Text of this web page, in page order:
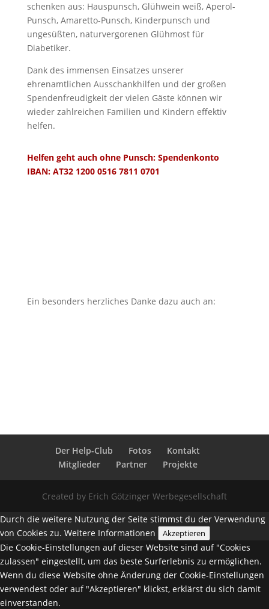
schenken aus: Hauspunsch, Glühwein weiß, Aperol-
Punsch, Amaretto-Punsch, Kinderpunsch und
ungesüßten, naturvergorenen Glühmost für
Diabetiker.
Dank des immensen Einsatzes unserer
ehrenamtlichen Ausschankhilfen und der großen
Spendenfreudigkeit der vielen Gäste können wir
wieder zahlreichen Familien und Kindern effektiv
helfen.
Helfen geht auch ohne Punsch: Spendenkonto
IBAN: AT32 1200 0516 7811 0701
Ein besonders herzliches Danke dazu auch an:
Der Help-Club Fotos
Kontakt
Mitglieder
Partner Projekte
Created by Erich Götzinger Werbegesellschaft
Durch die weitere Nutzung der Seite stimmst du der Verwendung
von Cookies zu. Weitere Informationen Akzeptieren
Die Cookie-Einstellungen auf dieser Website sind auf "Cookies
zulassen" eingestellt, um das beste Surferlebnis zu ermöglichen.
Wenn du diese Website ohne Änderung der Cookie-Einstellungen
verwendest oder auf "Akzeptieren" klickst, erklärst du sich damit
einverstanden.